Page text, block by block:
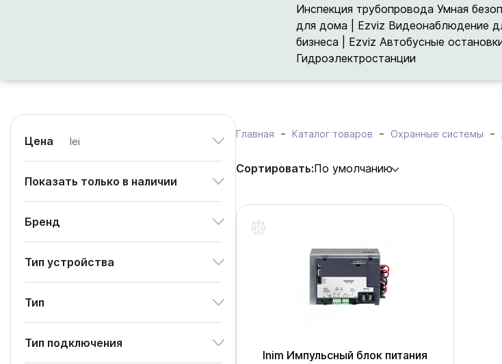
Инспекция трубопровода Умная
для дома | Ezviz Видеонаблюдение
бизнеса | Ezviz Автобусные
Гидроэлектростанции
Цена lei
Показать только в наличии
Бренд
Тип устройства
Тип
Тип подключения
Главная Каталог товаров Охранные системы
Сортировать:По умолчанию
Inim Импульсный блок питания